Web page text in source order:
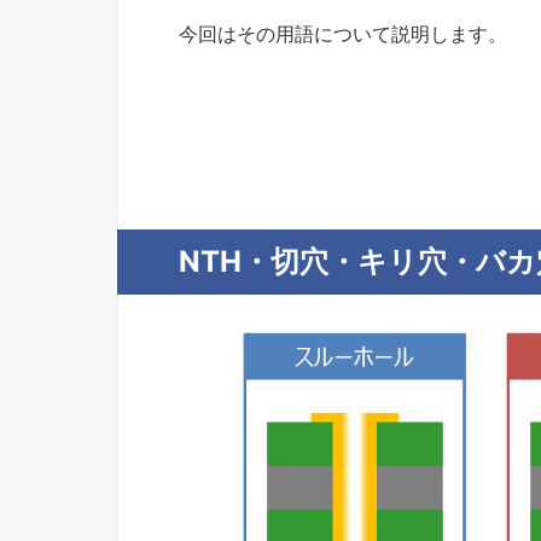
今回はその用語について説明します。
NTH・切穴・キリ穴・バ